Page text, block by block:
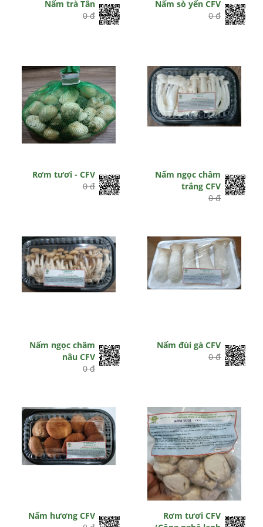
Nấm trà Tân
0 đ
Nấm sò yến CFV
0 đ
Rơm tươi - CFV
0 đ
Nấm ngọc châm
trắng CFV
0 đ
Nấm ngọc châm
nâu CFV
0 đ
Nấm đùi gà CFV
0 đ
Nấm hương CFV
Rơm tươi CFV